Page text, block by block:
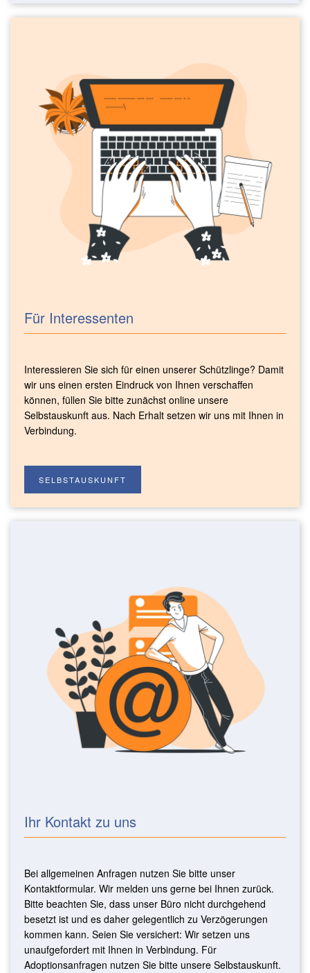
Für Interessenten
Interessieren Sie sich für einen unserer Schützlinge? Damit
wir uns einen ersten Eindruck von Ihnen verschaffen
können, füllen Sie bitte zunächst online unsere
Selbstauskunft aus. Nach Erhalt setzen wir uns mit Ihnen in
Verbindung.
SELBSTAUSKUNFT
Ihr Kontakt zu uns
Bei allgemeinen Anfragen nutzen Sie bitte unser
Kontaktformular. Wir melden uns gerne bei Ihnen zurück.
Bitte beachten Sie, dass unser Büro nicht durchgehend
besetzt ist und es daher gelegentlich zu Verzögerungen
kommen kann. Seien Sie versichert: Wir setzen uns
unaufgefordert mit Ihnen in Verbindung. Für
Adoptionsanfragen nutzen Sie bitte unsere Selbstauskunft.